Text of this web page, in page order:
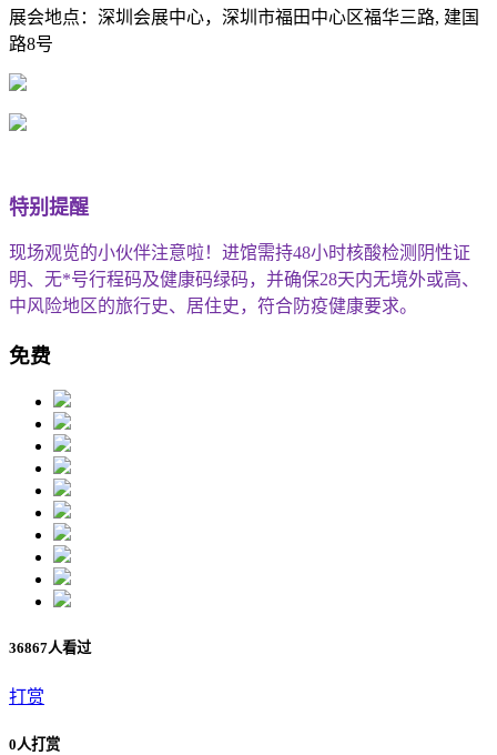
展会地点：深圳会展中心，深圳市福田中心区福华三路, 建国
路8号
特别提醒
现场观览的小伙伴注意啦！进馆需持48小时核酸检测阴性证
明、无*号行程码及健康码绿码，并确保28天内无境外或高、
中风险地区的旅行史、居住史，符合防疫健康要求。
免费
36867人看过
打赏
0人打赏